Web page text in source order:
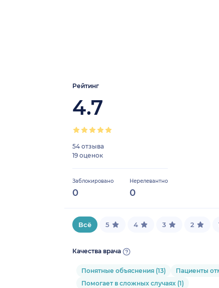
Рейтинг
4.7
54 отзыва
19 оценок
Заблокировано
0
Нерелевантно
0
Всё 5 4 3 2
Качества врача
Понятные объяснения (13) Пациенты
Помогает в сложных случаях (1)